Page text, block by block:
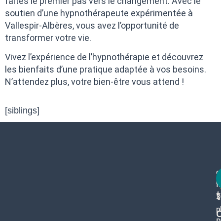
soutien d’une hypnothérapeute expérimentée à
Vallespir-Albères, vous avez l’opportunité de
transformer votre vie.
Vivez l’expérience de l’hypnothérapie et découvrez
les bienfaits d’une pratique adaptée à vos besoins.
N’attendez plus, votre bien-être vous attend !
[siblings]